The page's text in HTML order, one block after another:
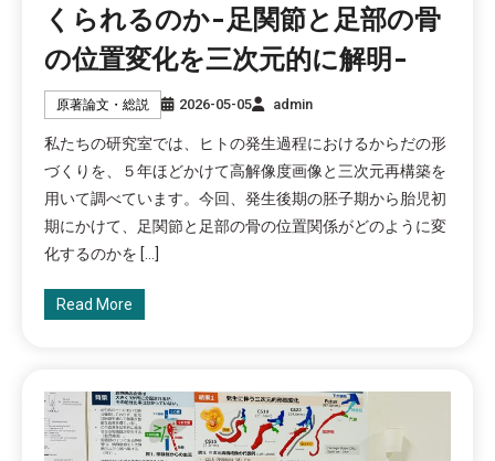
くられるのか-足関節と足部の骨
の位置変化を三次元的に解明-
原著論文・総説 2026-05-05 admin
私たちの研究室では、ヒトの発生過程におけるからだの形
づくりを、５年ほどかけて高解像度画像と三次元再構築を
用いて調べています。今回、発生後期の胚子期から胎児初
期にかけて、足関節と足部の骨の位置関係がどのように変
化するのかを […]
Read More